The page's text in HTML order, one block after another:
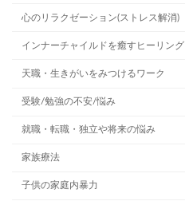
心のリラクゼーション(ストレス解消)
インナーチャイルドを癒すヒーリング
天職・生きがいをみつけるワーク
受験/勉強の不安/悩み
就職・転職・独立や将来の悩み
家族療法
子供の家庭内暴力